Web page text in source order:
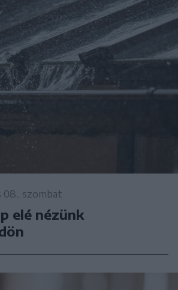
08., szombat
elé nézünk